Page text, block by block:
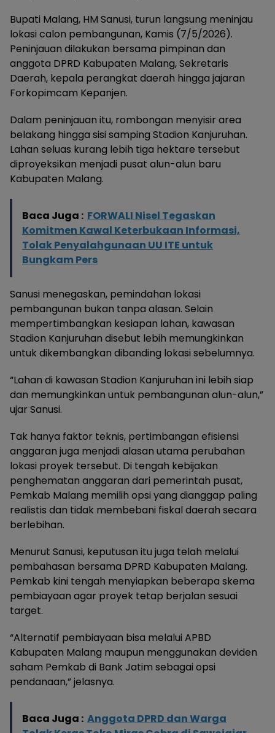
Bupati Malang, HM Sanusi, turun langsung meninjau
lokasi calon pembangunan, Kamis (7/5/2026).
Peninjauan dilakukan bersama pimpinan dan
anggota DPRD Kabupaten Malang, Sekretaris
Daerah, kepala perangkat daerah hingga jajaran
Forkopimcam Kepanjen.
Dalam peninjauan itu, rombongan menyisir area
belakang hingga sisi samping Stadion Kanjuruhan.
Lahan seluas kurang lebih tiga hektare tersebut
diproyeksikan menjadi pusat alun-alun baru
Kabupaten Malang.
Baca Juga : FORWALI Nisel Tegaskan
Komitmen Kawal Keterbukaan Informasi,
Tolak Penyalahgunaan UU ITE untuk
Bungkam Pers
Sanusi menegaskan, pemindahan lokasi
pembangunan bukan tanpa alasan. Selain
mempertimbangkan kesiapan lahan, kawasan
Stadion Kanjuruhan disebut lebih memungkinkan
untuk dikembangkan dibanding lokasi sebelumnya.
“Lahan di kawasan Stadion Kanjuruhan ini lebih siap
dan memungkinkan untuk pembangunan alun-alun,”
ujar Sanusi.
Tak hanya faktor teknis, pertimbangan efisiensi
anggaran juga menjadi alasan utama perubahan
lokasi proyek tersebut. Di tengah kebijakan
penghematan anggaran dari pemerintah pusat,
Pemkab Malang memilih opsi yang dianggap paling
realistis dan tidak membebani fiskal daerah secara
berlebihan.
Menurut Sanusi, keputusan itu juga telah melalui
pembahasan bersama DPRD Kabupaten Malang.
Pemkab kini tengah menyiapkan beberapa skema
pembiayaan agar proyek tetap berjalan sesuai
target.
“Alternatif pembiayaan bisa melalui APBD
Kabupaten Malang maupun menggunakan deviden
saham Pemkab di Bank Jatim sebagai opsi
pendanaan,” jelasnya.
Baca Juga : Anggota DPRD dan Warga